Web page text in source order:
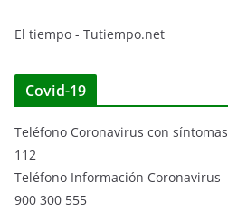
El tiempo - Tutiempo.net
Covid-19
Teléfono Coronavirus con síntomas
112
Teléfono Información Coronavirus
900 300 555